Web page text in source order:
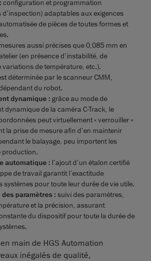
configuration et programmation
adaptables aux exigences
de pièces de toutes formes et
aussi précises que 0,085 mm en
(en présence d’instabilité, de
de température, etc.).
déterminée par le scanneur CMM,
du robot.
dynamique : grâce au mode de
dynamique de la caméra C-Track, le
peut virtuellement « verrouiller »
la prise de mesure afin d’en maintenir
le balayage, peu importent les
production.
automatique : l’ajout d’un étalon certifié
de travail garantit l’exactitude
systèmes pour toute leur durée de vie utile.
paramètres : suivi des paramètres,
et la précision, assurant
du dispositif pour toute la durée de
main de HGS Automation
inégalés de qualité,